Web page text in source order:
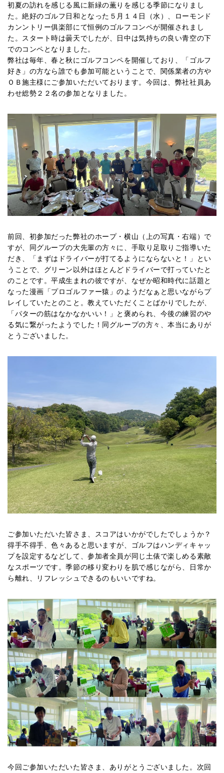
初夏の訪れを感じる風に新緑の薫りを感じる季節になりまし
た。絶好のゴルフ日和となった５月１４日（水）、ローモンド
カンントリー俱楽部にて恒例のゴルフコンペが開催されまし
た。スタート時は曇天でしたが、日中は気持ちの良い青空の下
でのコンペとなりました。
弊社は毎年、春と秋にゴルフコンペを開催しており、「ゴルフ
好き」の方なら誰でも参加可能ということで、関係業者の方や
ＯＢ施主様にご参加いただいております。今回は、弊社社員あ
わせ総勢２２名の参加となりました。
前回、初参加だった弊社のホープ・横山（上の写真・右端）で
すが、同グループの大先輩の方々に、手取り足取りご指導いた
だき、「まずはドライバーが打てるようにならないと！」とい
うことで、グリーン以外はほとんどドライバーで打っていたと
のことです。平成生まれの彼ですが、なぜか昭和時代に話題と
なった漫画「プロゴルファー猿」のようだなぁと思いながらプ
レイしていたとのこと。教えていただくことばかりでしたが、
「パターの筋はなかなかいい！」と褒められ、今後の練習のや
る気に繋がったようでした！同グループの方々、本当にありが
とうございました。
ご参加いただいた皆さま、スコアはいかがでしたでしょうか？
得手不得手、色々あると思いますが、ゴルフはハンディキャッ
プを設定するなどして、参加者全員が同じ土俵で楽しめる素敵
なスポーツです。季節の移り変わりを肌で感じながら、日常か
ら離れ、リフレッシュできるのもいいですね。
今回ご参加いただいた皆さま、ありがとうございました。次回